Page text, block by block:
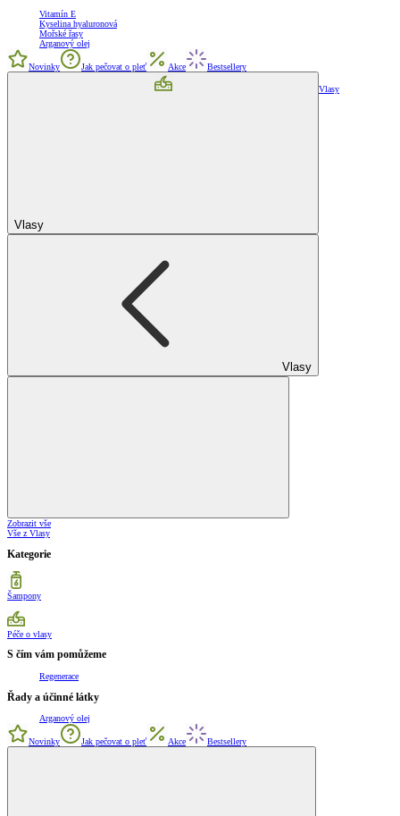
Vitamín E
Kyselina hyaluronová
Mořské řasy
Arganový olej
Novinky Jak pečovat o pleť Akce Bestsellery
Vlasy
Vlasy
Vlasy
Zobrazit vše
Vše z Vlasy
Kategorie
Šampony
Péče o vlasy
S čím vám pomůžeme
Regenerace
Řady a účinné látky
Arganový olej
Novinky Jak pečovat o pleť Akce Bestsellery